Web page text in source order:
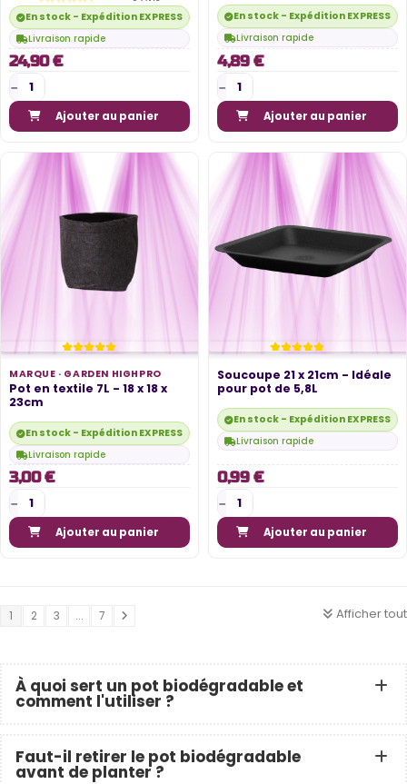
En stock - Expédition EXPRESS disponible
Livraison rapide
24,90 €
Ajouter au panier
En stock - Expédition EXPRESS
Livraison rapide
4,89 €
Ajouter au panier
MARQUE · GARDEN HIGHPRO
Pot en textile 7L - 18 x 18 x
23cm
En stock - Expédition EXPRESS disponible
Livraison rapide
3,00 €
Ajouter au panier
Soucoupe 21 x 21cm - Idéale
pour pot de 5,8L
En stock - Expédition EXPRESS
Livraison rapide
0,99 €
Ajouter au panier
Afficher tout
1 2 3 ... 7
À quoi sert un pot biodégradable et
comment l'utiliser ?
Faut-il retirer le pot biodégradable
avant de planter ?